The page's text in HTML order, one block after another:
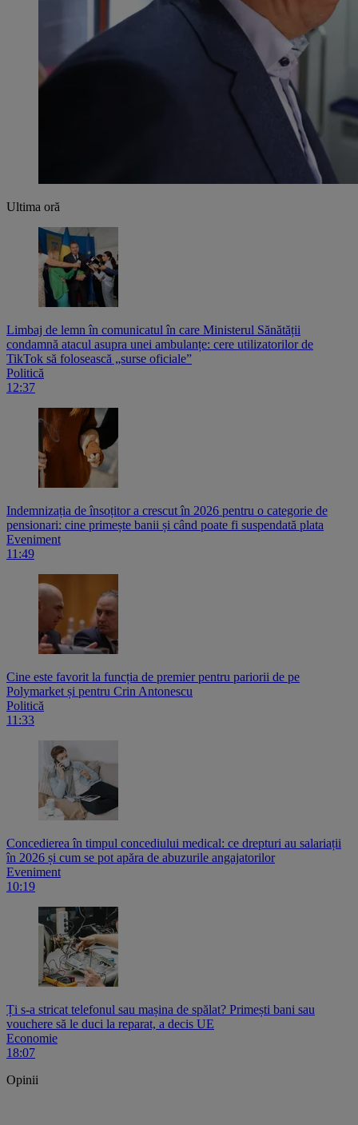
Ultima oră
Limbaj de lemn în comunicatul în care Ministerul Sănătății
condamnă atacul asupra unei ambulanțe: cere utilizatorilor de
TikTok să folosească „surse oficiale”
Politică
12:37
Indemnizația de însoțitor a crescut în 2026 pentru o categorie de
pensionari: cine primește banii și când poate fi suspendată plata
Eveniment
11:49
Cine este favorit la funcția de premier pentru pariorii de pe
Polymarket și pentru Crin Antonescu
Politică
11:33
Concedierea în timpul concediului medical: ce drepturi au salariații
în 2026 și cum se pot apăra de abuzurile angajatorilor
Eveniment
10:19
Ți s-a stricat telefonul sau mașina de spălat? Primești bani sau
vouchere să le duci la reparat, a decis UE
Economie
18:07
Opinii